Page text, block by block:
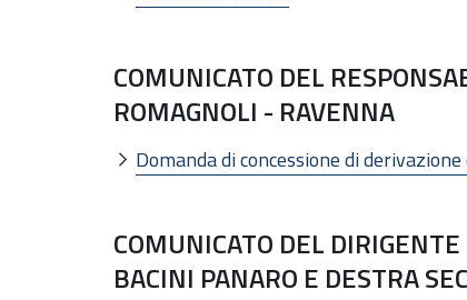
COMUNICATO DEL
ROMAGNOLI - RAVENNA
Domanda di concessione di
COMUNICATO DEL
BACINI PANARO E DESTRA